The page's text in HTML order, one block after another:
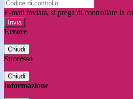
E-mail inviata, si prega di controllare la
Errore
Chiudi
Successo
Chiudi
Informazione